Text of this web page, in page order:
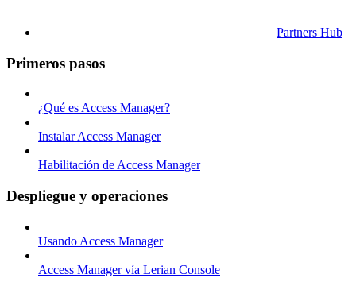
Partners Hub
Primeros pasos
¿Qué es Access Manager?
Instalar Access Manager
Habilitación de Access Manager
Despliegue y operaciones
Usando Access Manager
Access Manager vía Lerian Console